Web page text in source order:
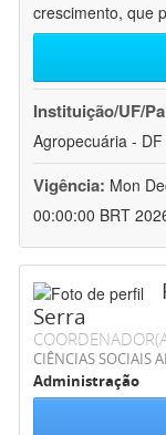
crescimento, que
Instituição/UF/
Agropecuária -
Vigência: Mon
00:00:00 BRT
Serra
CIÊNCIAS SOCIAIS
Administração